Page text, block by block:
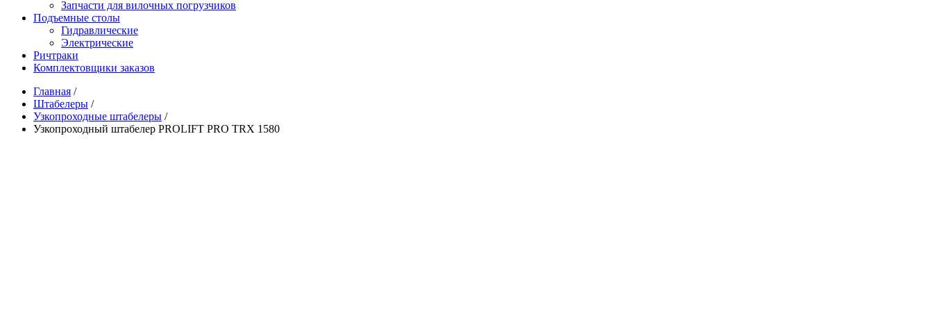
Запчасти для вилочных погрузчиков
Подъемные столы
Гидравлические
Электрические
Ричтраки
Комплектовщики заказов
Главная /
Штабелеры /
Узкопроходные штабелеры /
Узкопроходный штабелер PROLIFT PRO TRX 1580